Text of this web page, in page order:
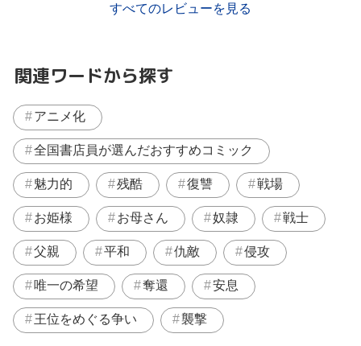
すべてのレビューを見る
関連ワードから探す
アニメ化
全国書店員が選んだおすすめコミック
魅力的 残酷 復讐 戦場
お姫様 お母さん 奴隷 戦士
父親 平和 仇敵 侵攻
唯一の希望 奪還 安息
王位をめぐる争い 襲撃